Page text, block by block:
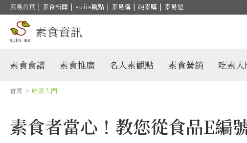
素易首頁 | 素食新聞 | suiis觀點 | 素易購 | 純素購 | 素易遊
素食資訊
素食食譜 素食推廣 名人素觀點 素食營銷 吃素入
首頁 > 吃素入門
素食者當心！教您從食品E編